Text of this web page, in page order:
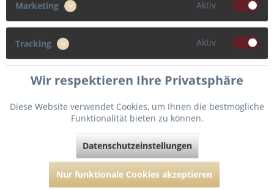
90
Cup
F G H C
D E
In denWarenkorb
Marketing Aktiv
Tracking Aktiv
Wir respektieren Ihre Privatsphäre
Diese Website verwendet Cookies, um Ihnen die bestmögliche
Funktionalität bieten zu können.
Datenschutzeinstellungen
Nur funktionale Cookies akzeptieren